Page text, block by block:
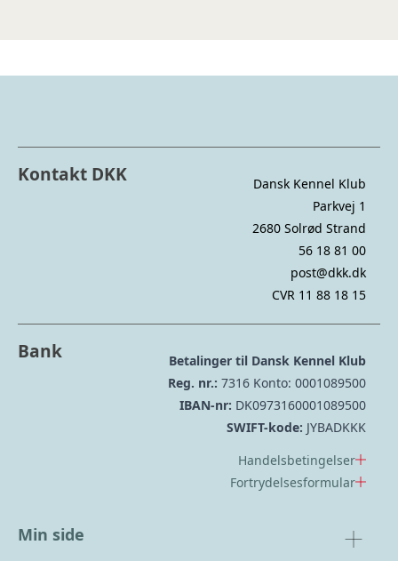
Kontakt DKK
Dansk Kennel Klub
Parkvej 1
2680 Solrød Strand
56 18 81 00
post@dkk.dk
CVR 11 88 18 15
Bank
Betalinger til Dansk Kennel Klub
Reg. nr.: 7316 Konto: 0001089500
IBAN-nr: DK0973160001089500
SWIFT-kode: JYBADKKK
Handelsbetingelser
Fortrydelsesformular
Min side